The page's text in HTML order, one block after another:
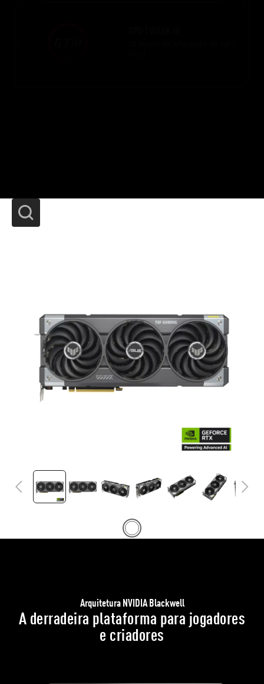
Arquitetura NVIDIA Blackwell
A derradeira plataforma para jogadores
e criadores